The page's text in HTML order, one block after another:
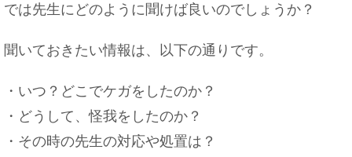
では先生にどのように聞けば良いのでしょうか？
聞いておきたい情報は、以下の通りです。
・いつ？どこでケガをしたのか？
・どうして、怪我をしたのか？
・その時の先生の対応や処置は？